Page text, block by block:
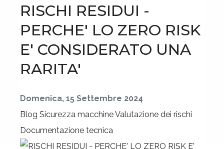
RISCHI RESIDUI -
PERCHE' LO ZERO RISK
E' CONSIDERATO UNA
RARITA'
Domenica, 15 Settembre 2024
Blog Sicurezza macchineValutazione dei rischi
Documentazione tecnica